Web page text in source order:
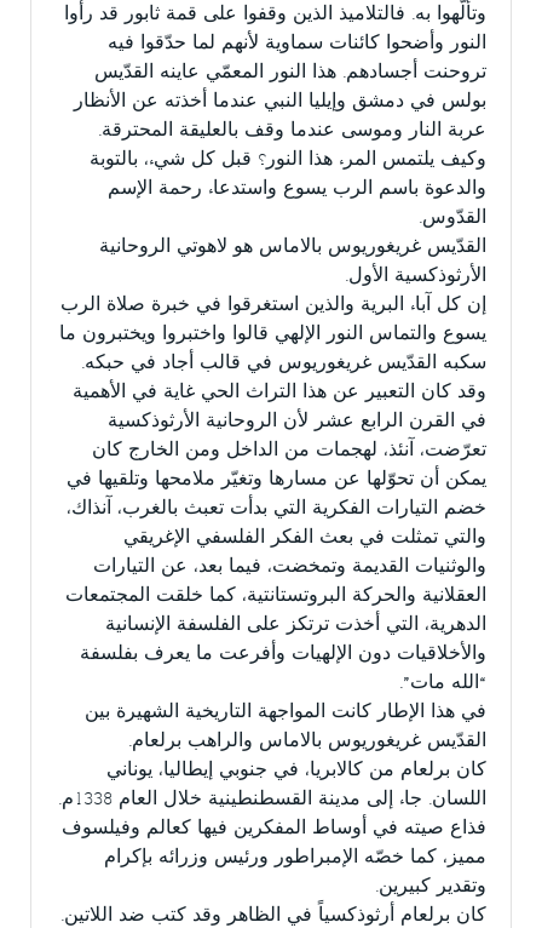
وتألّهوا به. فالتلاميذ الذين وقفوا على قمة ثابور قد رأوا
النور وأضحوا كائنات سماوية لأنهم لما حدّقوا فيه
تروحنت أجسادهم. هذا النور المعمّي عاينه القدّيس
بولس في دمشق وإيليا النبي عندما أخذته عن الأنظار
عربة النار وموسى عندما وقف بالعليقة المحترقة.
وكيف يلتمس المرء هذا النور؟ قبل كل شيء، بالتوبة
والدعوة باسم الرب يسوع واستدعاء رحمة الإسم
القدّوس.
القدّيس غريغوريوس بالاماس هو لاهوتي الروحانية
الأرثوذكسية الأول.
إن كل آباء البرية والذين استغرقوا في خبرة صلاة الرب
يسوع والتماس النور الإلهي قالوا واختبروا ويختبرون ما
سكبه القدّيس غريغوريوس في قالب أجاد في حبكه.
وقد كان التعبير عن هذا التراث الحي غاية في الأهمية
في القرن الرابع عشر لأن الروحانية الأرثوذكسية
تعرّضت، آنئذ، لهجمات من الداخل ومن الخارج كان
يمكن أن تحوّلها عن مسارها وتغيّر ملامحها وتلقيها في
خضم التيارات الفكرية التي بدأت تعبث بالغرب، آنذاك،
والتي تمثلت في بعث الفكر الفلسفي الإغريقي
والوثنيات القديمة وتمخضت، فيما بعد، عن التيارات
العقلانية والحركة البروتستانتية، كما خلقت المجتمعات
الدهرية، التي أخذت ترتكز على الفلسفة الإنسانية
والأخلاقيات دون الإلهيات وأفرعت ما يعرف بفلسفة
“الله مات”.
في هذا الإطار كانت المواجهة التاريخية الشهيرة بين
القدّيس غريغوريوس بالاماس والراهب برلعام.
كان برلعام من كالابريا، في جنوبي إيطاليا، يوناني
اللسان. جاء إلى مدينة القسطنطينية خلال العام 1338م.
فذاع صيته في أوساط المفكرين فيها كعالم وفيلسوف
مميز، كما خصّه الإمبراطور ورئيس وزرائه بإكرام
وتقدير كبيرين.
كان برلعام أرثوذكسياً في الظاهر وقد كتب ضد اللاتين.